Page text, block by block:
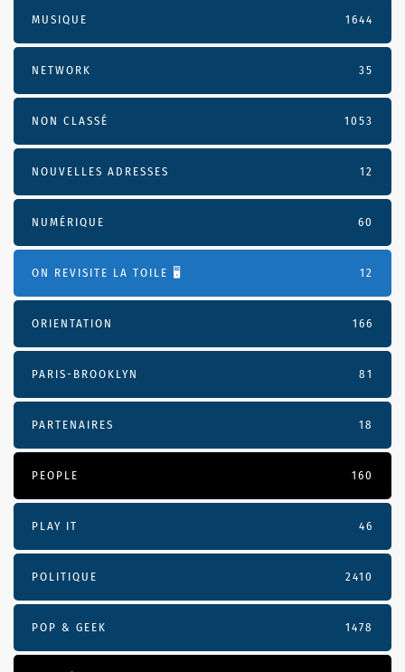
MUSIQUE 1644
NETWORK 35
NON CLASSÉ 1053
NOUVELLES ADRESSES 12
NUMÉRIQUE 60
ON REVISITE LA TOILE 🖥️ 12
ORIENTATION 166
PARIS-BROOKLYN 81
PARTENAIRES 18
PEOPLE 160
PLAY IT 46
POLITIQUE 2410
POP & GEEK 1478